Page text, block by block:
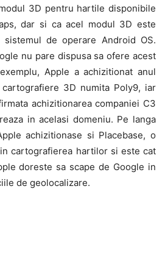
3D pentru hartile disponibile
dar si ca acel modul 3D este
de operare Android OS.
nu pare dispusa sa ofere acest
Apple a achizitionat anul
3D numita Poly9, iar
achizitionarea companiei C3
in acelasi domeniu. Pe langa
achizitionase si Placebase, o
cartografierea hartilor si este cat
doreste sa scape de Google in
de geolocalizare.